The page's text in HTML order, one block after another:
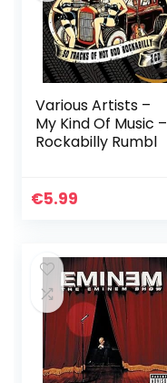
Various Artists –
My Kind Of Music –
Rockabilly Rumbl
€5.99